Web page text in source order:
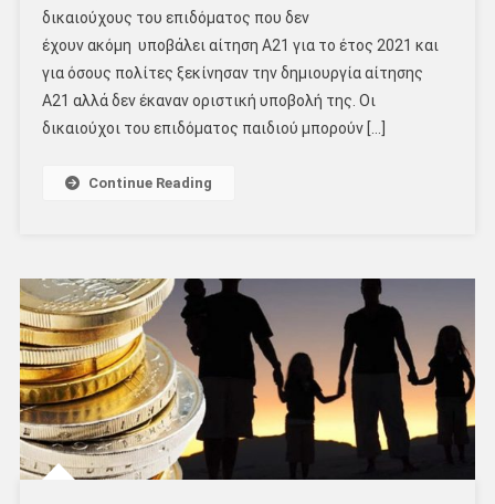
δικαιούχους του επιδόματος που δεν
έχουν ακόμη υποβάλει αίτηση Α21 για το έτος 2021 και
για όσους πολίτες ξεκίνησαν την δημιουργία αίτησης
Α21 αλλά δεν έκαναν οριστική υποβολή της. Οι
δικαιούχοι του επιδόματος παιδιού μπορούν […]
Continue Reading